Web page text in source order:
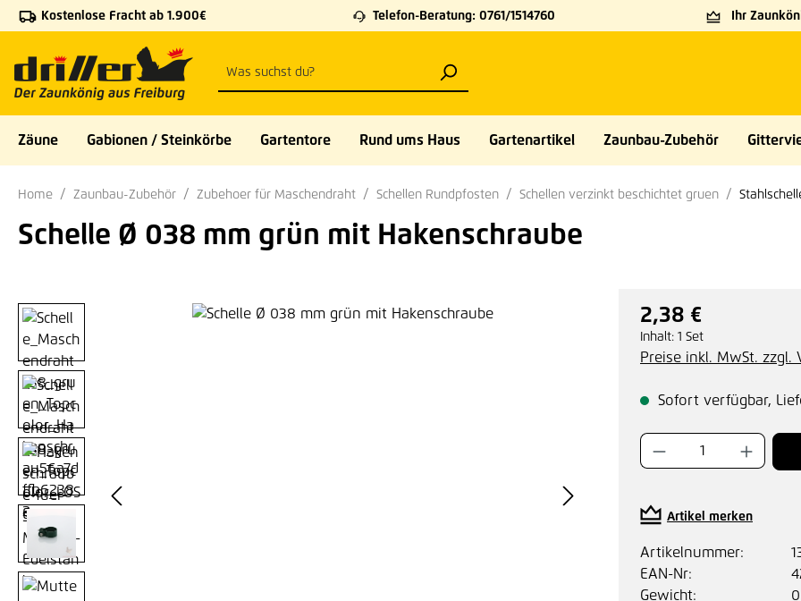
Hauptinhalt springen
Zur Suche springen
Zur Hauptnavigation springen
Kostenlose Fracht ab 1.900€ Telefon-Beratung: 0761/1514760 Ihr
Zäune Gabionen / Steinkörbe Gartentore Rund ums Haus Gartenartikel Zaunbau-Zubehör
Home Zaunbau-Zubehör Zubehoer für Maschendraht Schellen Rundpfosten Schellen verzinkt beschichtet gruen
Schelle Ø 038 mm grün mit Hakenschraube
Bildergalerie überspringen Regulärer Preis:
2,38 €
Inhalt: 1 Set
Preise inkl. MwSt. zzgl.
Sofort verfügbar,
Produkt
Artikel merken
Artikelnummer:
EAN-Nr:
Gewicht: